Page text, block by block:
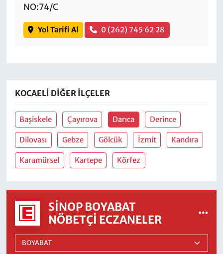
NO:74/C
Yol Tarifi Al 0 (262) 745 62 28
KOCAELI DIĞER İLÇELER
Başiskele Çayırova Darıca Derince
Dilovası Gebze Gölcük İzmit Kandıra
Karamürsel Kartepe Körfez
SINOP BOYABAT
NÖBETÇI ECZANELER